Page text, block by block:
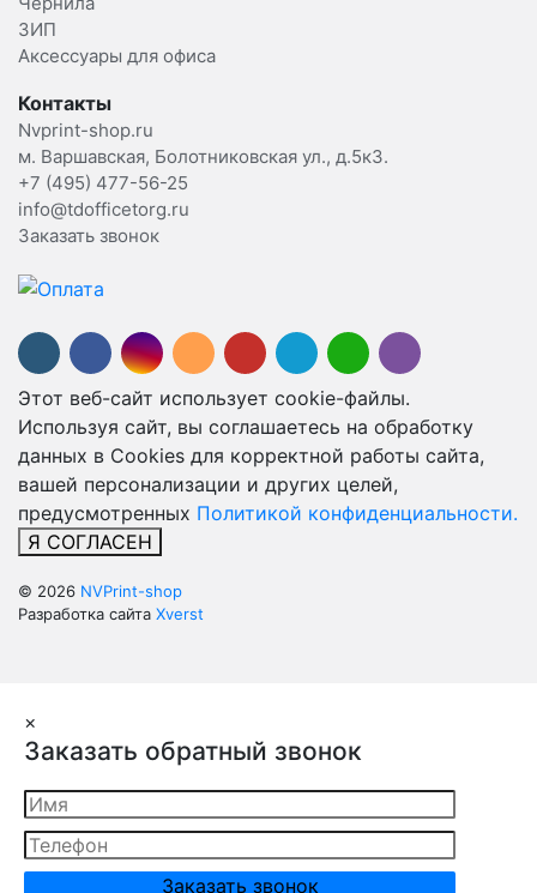
ЗИП
Аксессуары для офиса
Контакты
Nvprint-shop.ru
м. Варшавская, Болотниковская ул., д.5к3.
+7 (495) 477-56-25
info@tdofficetorg.ru
Заказать звонок
Этот веб-сайт использует cookie-файлы.
Используя сайт, вы соглашаетесь на обработку
данных в Cookies для корректной работы сайта,
вашей персонализации и других целей,
предусмотренных Политикой конфиденциальности.
Я СОГЛАСЕН
© 2026 NVPrint-shop
Разработка сайта Xverst
×
Заказать обратный звонок